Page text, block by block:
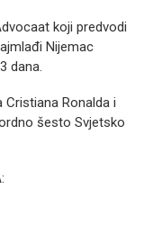
koji predvodi
Nijemac
dana.
Ronalda i
šesto Svjetsko